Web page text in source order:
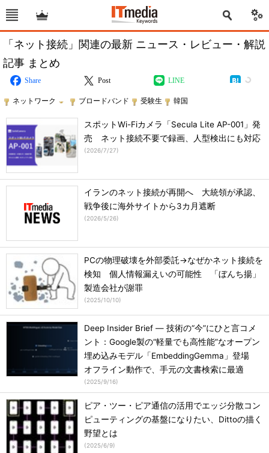
「ネット接続」関連の最新 ニュース・レビュー・解説
記事 まとめ
Share Post LINE
ネットワーク ブロードバンド 受験生 韓国
スポットWi-Fiカメラ「Secula Lite AP-001」発
売 ネット接続不要で録画、人型検出にも対応
(2026/7/27)
イランのネット接続が再開へ 大統領が承認、
戦争後に海外サイトから3カ月遮断
(2026/5/26)
PCの物理破壊を外部委託→なぜかネット接続を
検知 個人情報漏えいの可能性 「ぼんち揚」
製造会社が謝罪
(2025/10/10)
Deep Insider Brief ― 技術の“今”にひと言コメ
ント：Google製の“軽量でも高性能”なオープン
埋め込みモデル「EmbeddingGemma」登場
オフライン動作で、手元の文書検索に最適
(2025/9/16)
ピア・ツー・ピア通信の活用でエッジ分散コン
ピューティングの基盤になりたい、Dittoの描く
野望とは
(2025/6/9)